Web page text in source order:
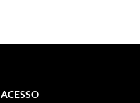
ACESSO